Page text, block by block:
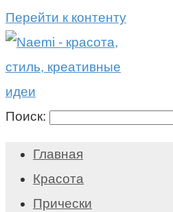
Перейти к контенту
Поиск:
Главная
Красота
Прически